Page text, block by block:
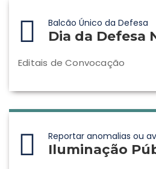
Balcão Único da Defesa
Dia da Defesa
Editais de Convocação
Reportar anomalias ou
Iluminação